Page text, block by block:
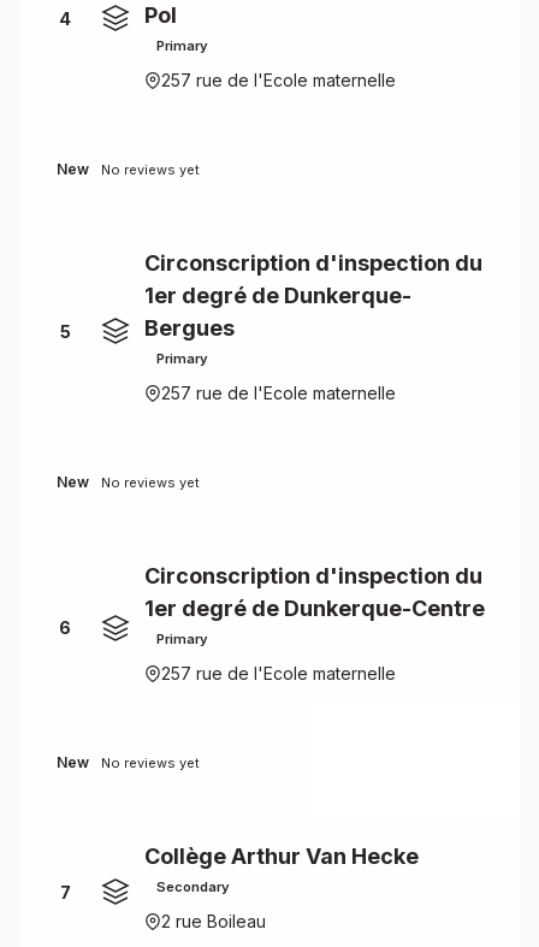
4
Pol
Primary
257 rue de l'Ecole maternelle
New No reviews yet
5
Circonscription d'inspection du
1er degré de Dunkerque-
Bergues
Primary
257 rue de l'Ecole maternelle
New No reviews yet
6
Circonscription d'inspection du
1er degré de Dunkerque-Centre
Primary
257 rue de l'Ecole maternelle
New No reviews yet
7
Collège Arthur Van Hecke
Secondary
2 rue Boileau